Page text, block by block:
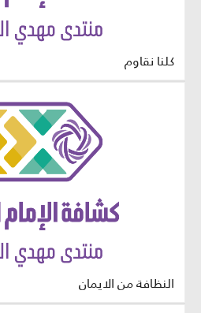
كلنا نقاوم
النظافة من الايمان